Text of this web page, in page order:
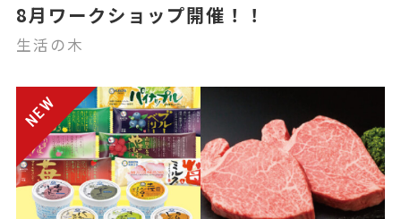
8月ワークショップ開催！！
生活の木